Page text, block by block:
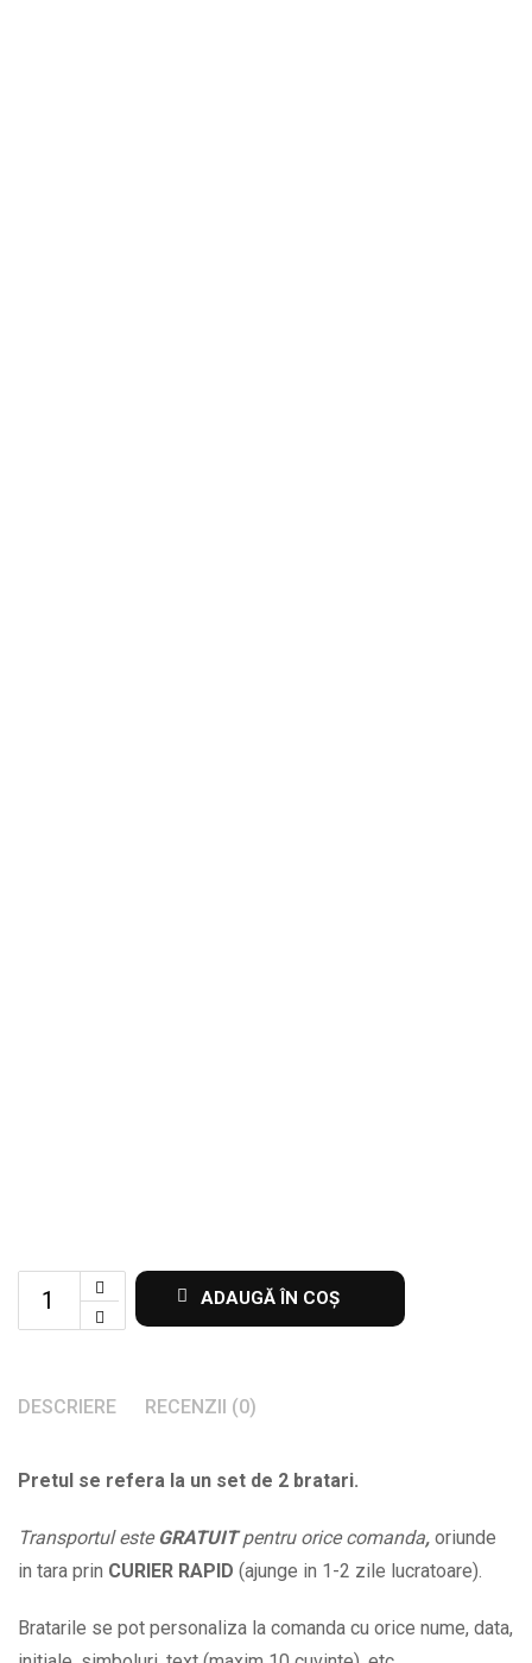
Set
cu
Ce
Dumnezeu
nu
desparte
ADAUGĂ ÎN COȘ
DESCRIERE RECENZII (0)
Pretul se refera la un set de 2 bratari.
Transportul esteGRATUITpentru orice comanda, oriunde
in tara prin CURIER RAPID (ajunge in 1-2 zile lucratoare).
Bratarile se pot personaliza la comanda cu orice nume, data,